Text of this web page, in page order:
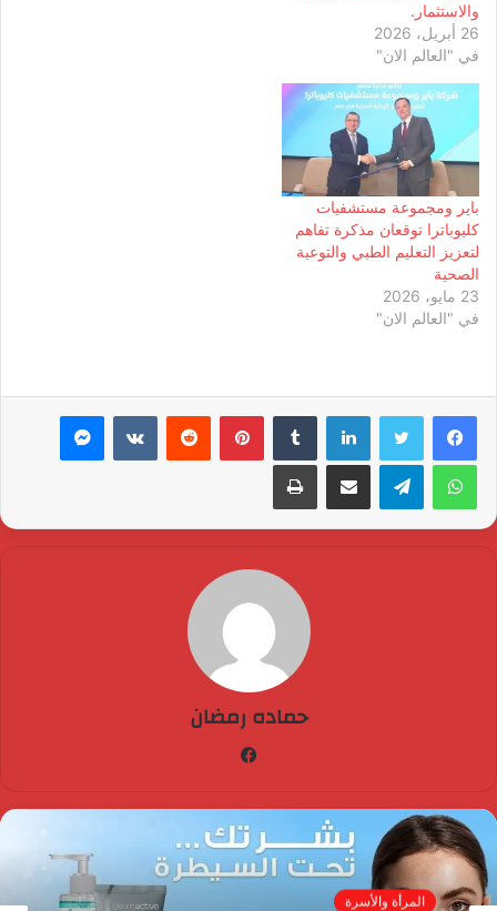
والاستثمار.
26 أبريل، 2026
في "العالم الان"
باير ومجموعة مستشفيات
كليوباترا توقعان مذكرة تفاهم
لتعزيز التعليم الطبي والتوعية
الصحية
23 مايو، 2026
في "العالم الان"
لينكدإن بينتيريست ماسنجر
واتساب تيلقرام مشاركة عبر البريد طباعة
حماده رمضان
المرأة والأسرة